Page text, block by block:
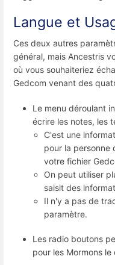
Langue et
Ces deux autres
général, mais Ancestris
où vous souhaiteriez
Gedcom venant des
Le menu déroulant
écrire les notes, les
C'est une
pour la personne
votre fichier
On peut utiliser
saisit des
Il n'y a pas de
paramètre.
Les radio boutons
pour les Mormons le